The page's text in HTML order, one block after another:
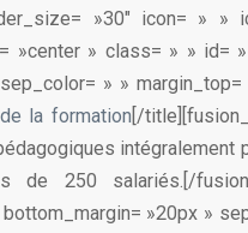
»30″ icon= » »
»center » class= » » id=
» »
la formation [/
intégralement
de 250 salariés.[/
»20px »